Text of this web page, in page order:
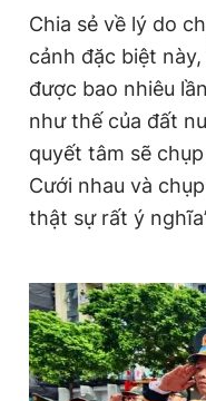
Chia sẻ về lý do
cảnh đặc biệt
được bao nhiêu
như thế của đất
quyết tâm sẽ
Cưới nhau và
thật sự rất ý